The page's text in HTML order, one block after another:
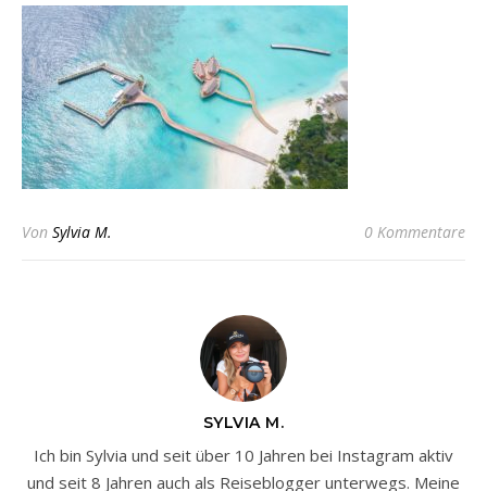
Von Sylvia M. 0 Kommentare
SYLVIA M.
Ich bin Sylvia und seit über 10 Jahren bei Instagram aktiv
und seit 8 Jahren auch als Reiseblogger unterwegs. Meine